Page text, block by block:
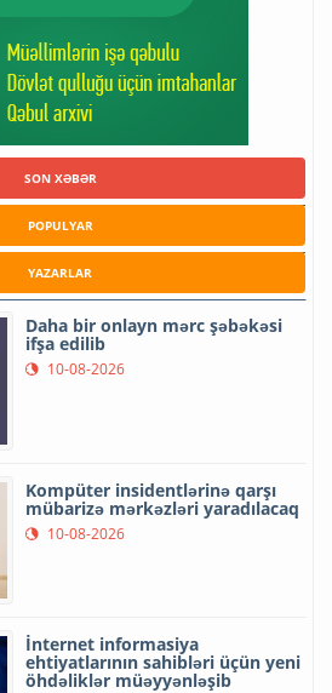
SON XƏBƏR
POPULYAR
YAZARLAR
Daha bir onlayn mərc şəbəkəsi
ifşa edilib
10-08-2026
Kompüter insidentlərinə qarşı
mübarizə mərkəzləri yaradılacaq
10-08-2026
İnternet informasiya
ehtiyatlarının sahibləri üçün yeni
öhdəliklər müəyyənləşib